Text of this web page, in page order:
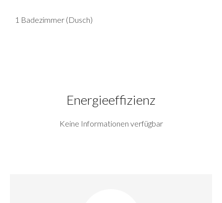
1 Badezimmer (Dusch)
Energieeffizienz
Keine Informationen verfügbar